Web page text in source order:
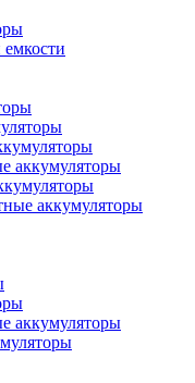
аккумуляторы
аккумуляторы
аккумуляторы